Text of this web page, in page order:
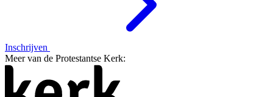
Inschrijven
Meer van de Protestantse Kerk: